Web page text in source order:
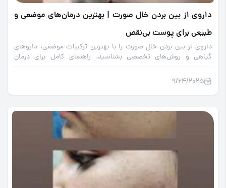
داروی از بین بردن خال صورت | بهترین درمان‌های موضعی و
طبیعی برای پوست بی‌نقص
داروی از بین بردن خال صورت را با بهترین ترکیبات موضعی، داروهای
گیاهی و روش‌های تخصصی بشناسید. راهنمای کامل برای درمان
9/24/2025